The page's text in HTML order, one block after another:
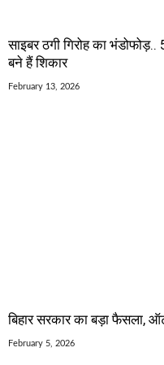
साइबर ठगी गिरोह का
बने हैं शिकार
February 13, 2026
बिहार सरकार का बड़ा फैसला,
February 5, 2026